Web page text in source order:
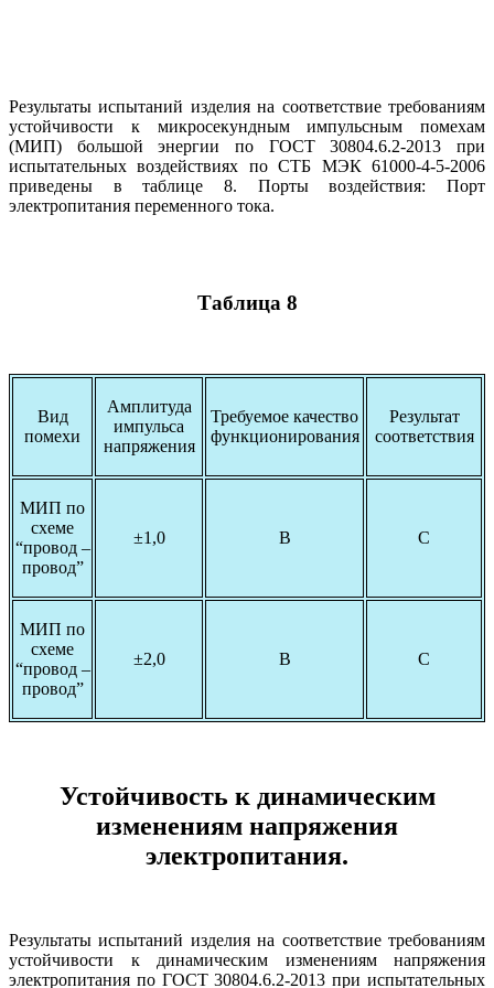
Результаты испытаний изделия на соответствие требованиям
устойчивости к микросекундным импульсным помехам
(МИП) большой энергии по ГОСТ 30804.6.2-2013 при
испытательных воздействиях по СТБ МЭК 61000-4-5-2006
приведены в таблице 8. Порты воздействия: Порт
электропитания переменного тока.
Таблица 8
Вид
помехи
Амплитуда
импульса
напряжения
Требуемое качество
функционирования
Результат
соответствия
МИП по
схеме
“провод –
провод”
±1,0 В С
МИП по
схеме
“провод –
провод”
±2,0 В С
Устойчивость к динамическим
изменениям напряжения
электропитания.
Результаты испытаний изделия на соответствие требованиям
устойчивости к динамическим изменениям напряжения
электропитания по ГОСТ 30804.6.2-2013 при испытательных